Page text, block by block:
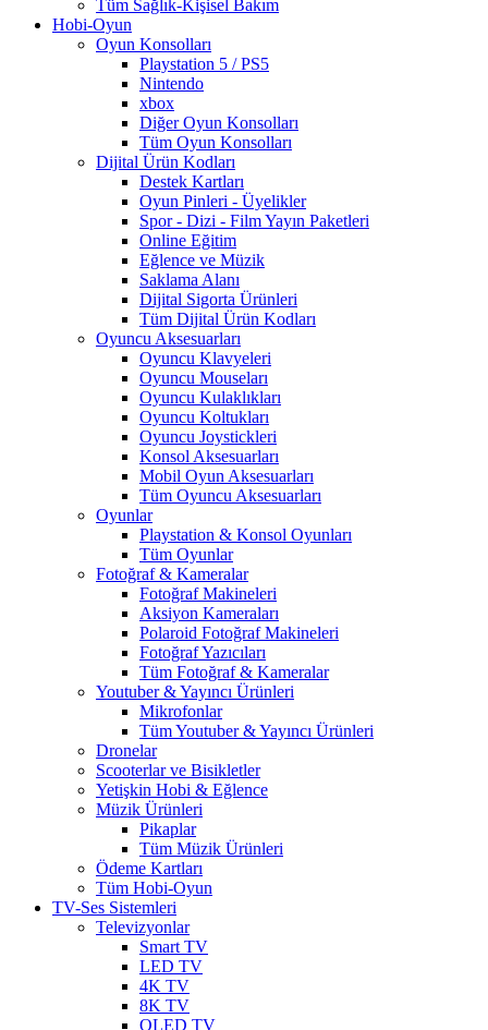
Tüm Sağlık-Kişisel Bakım
Hobi-Oyun
Oyun Konsolları
Playstation 5 / PS5
Nintendo
xbox
Diğer Oyun Konsolları
Tüm Oyun Konsolları
Dijital Ürün Kodları
Destek Kartları
Oyun Pinleri - Üyelikler
Spor - Dizi - Film Yayın Paketleri
Online Eğitim
Eğlence ve Müzik
Saklama Alanı
Dijital Sigorta Ürünleri
Tüm Dijital Ürün Kodları
Oyuncu Aksesuarları
Oyuncu Klavyeleri
Oyuncu Mouseları
Oyuncu Kulaklıkları
Oyuncu Koltukları
Oyuncu Joystickleri
Konsol Aksesuarları
Mobil Oyun Aksesuarları
Tüm Oyuncu Aksesuarları
Oyunlar
Playstation & Konsol Oyunları
Tüm Oyunlar
Fotoğraf & Kameralar
Fotoğraf Makineleri
Aksiyon Kameraları
Polaroid Fotoğraf Makineleri
Fotoğraf Yazıcıları
Tüm Fotoğraf & Kameralar
Youtuber & Yayıncı Ürünleri
Mikrofonlar
Tüm Youtuber & Yayıncı Ürünleri
Dronelar
Scooterlar ve Bisikletler
Yetişkin Hobi & Eğlence
Müzik Ürünleri
Pikaplar
Tüm Müzik Ürünleri
Ödeme Kartları
Tüm Hobi-Oyun
TV-Ses Sistemleri
Televizyonlar
Smart TV
LED TV
4K TV
8K TV
OLED TV